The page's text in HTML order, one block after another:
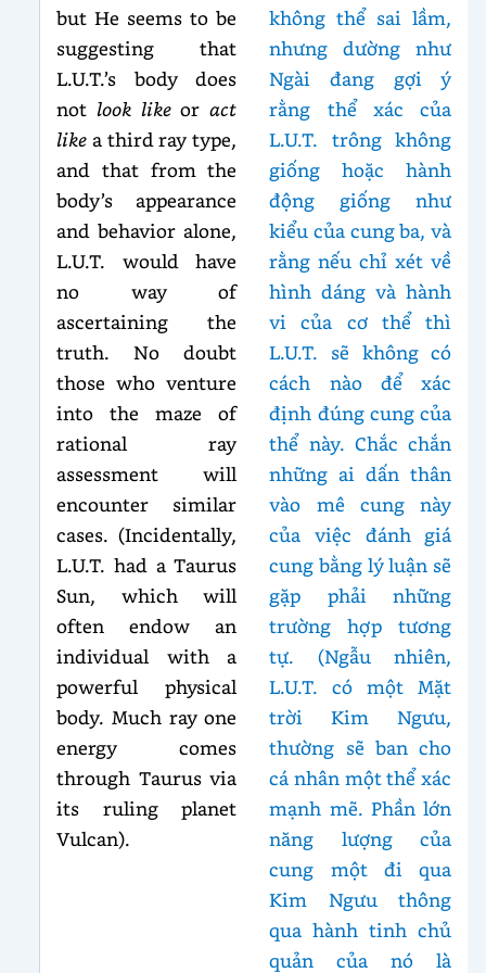
but He seems to be
suggesting that
L.U.T.’s body does
not look likeoract
like a third ray type,
and that from the
body’s appearance
and behavior alone,
L.U.T. would have
no way of
ascertaining the
truth. No doubt
those who venture
into the maze of
rational ray
assessment will
encounter similar
cases. (Incidentally,
L.U.T. had a Taurus
Sun, which will
often endow an
individual with a
powerful physical
body. Much ray one
energy comes
through Taurus via
its ruling planet
Vulcan).
không thể sai lầm,
nhưng dường như
Ngài đang gợi ý
rằng thể xác của
L.U.T. trông không
giống hoặc hành
động giống như
kiểu của cung ba, và
rằng nếu chỉ xét về
hình dáng và hành
vi của cơ thể thì
L.U.T. sẽ không có
cách nào để xác
định đúng cung của
thể này. Chắc chắn
những ai dấn thân
vào mê cung này
của việc đánh giá
cung bằng lý luận sẽ
gặp phải những
trường hợp tương
tự. (Ngẫu nhiên,
L.U.T. có một Mặt
trời Kim Ngưu,
thường sẽ ban cho
cá nhân một thể xác
mạnh mẽ. Phần lớn
năng lượng của
cung một đi qua
Kim Ngưu thông
qua hành tinh chủ
quản của nó là